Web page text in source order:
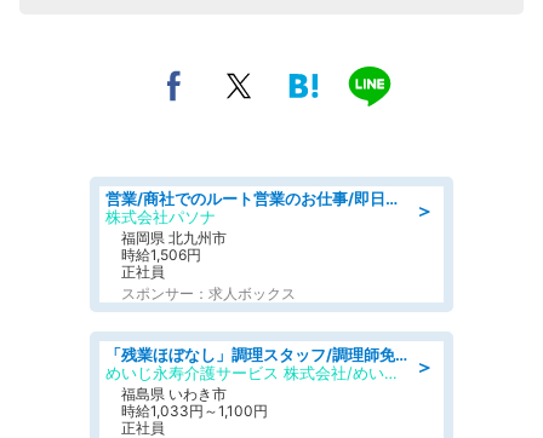
＞
営業/商社でのルート営業のお仕事/即日勤務可/車通勤可/営業
株式会社パソナ
福岡県 北九州市
時給1,506円
正社員
スポンサー：求人ボックス
＞
「残業ほぼなし」調理スタッフ/調理師免許必須/正職員/日勤のみ/住宅型有料老人ホーム
めいじ永寿介護サービス 株式会社/めいじ永寿介護サービスセンター
福島県 いわき市
時給1,033円～1,100円
正社員